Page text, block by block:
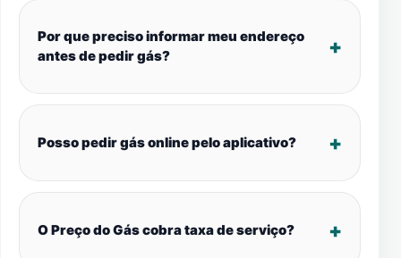
Por que preciso informar meu endereço
antes de pedir gás?
Posso pedir gás online pelo aplicativo?
O Preço do Gás cobra taxa de serviço?